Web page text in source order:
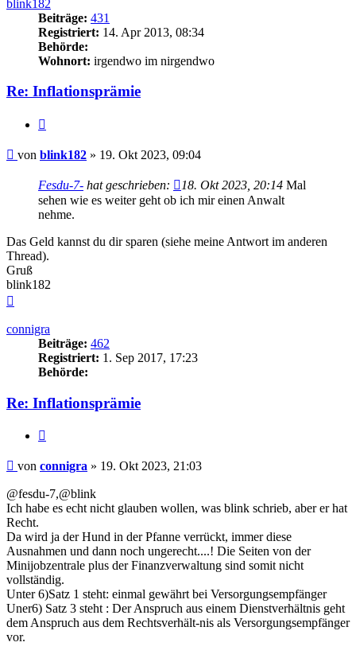
blink182
Beiträge: 431
Registriert: 14. Apr 2013, 08:34
Behörde:
Wohnort: irgendwo im nirgendwo
Re: Inflationsprämie
Beitrag
von blink182 » 19. Okt 2023, 09:04
Fesdu-7- hat geschrieben: 18. Okt 2023, 20:14 Mal
sehen wie es weiter geht ob ich mir einen Anwalt
nehme.
Das Geld kannst du dir sparen (siehe meine Antwort im anderen
Thread).
Gruß
blink182
connigra
Beiträge: 462
Registriert: 1. Sep 2017, 17:23
Behörde:
Re: Inflationsprämie
Beitrag
von connigra » 19. Okt 2023, 21:03
@fesdu-7,@blink
Ich habe es echt nicht glauben wollen, was blink schrieb, aber er hat
Recht.
Da wird ja der Hund in der Pfanne verrückt, immer diese
Ausnahmen und dann noch ungerecht....! Die Seiten von der
Minijobzentrale plus der Finanzverwaltung sind somit nicht
vollständig.
Unter 6)Satz 1 steht: einmal gewährt bei Versorgungsempfänger
Uner6) Satz 3 steht : Der Anspruch aus einem Dienstverhältnis geht
dem Anspruch aus dem Rechtsverhält-nis als Versorgungsempfänger
vor.